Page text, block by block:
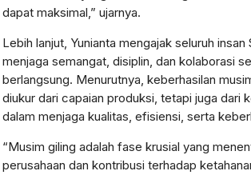
dapat maksimal,” ujarnya.
Lebih lanjut, Yunianta mengajak seluruh insan
menjaga semangat, disiplin, dan kolaborasi
berlangsung. Menurutnya, keberhasilan
diukur dari capaian produksi, tetapi juga dari
dalam menjaga kualitas, efisiensi, serta
“Musim giling adalah fase krusial yang
perusahaan dan kontribusi terhadap